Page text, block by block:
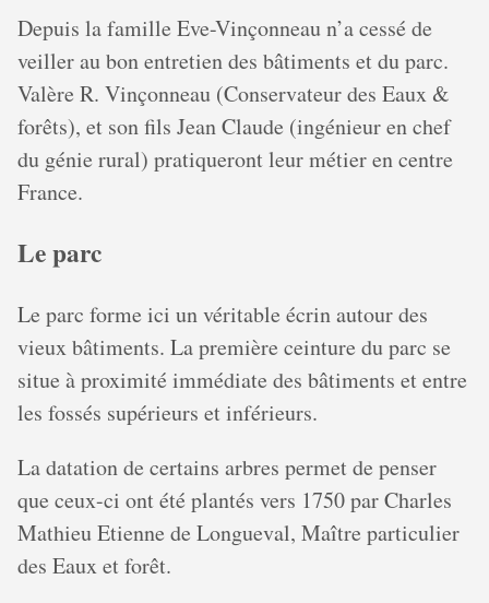
Depuis la famille Eve-Vinçonneau n’a cessé de
veiller au bon entretien des bâtiments et du parc.
Valère R. Vinçonneau (Conservateur des Eaux &
forêts), et son fils Jean Claude (ingénieur en chef
du génie rural) pratiqueront leur métier en centre
France.
Le parc
Le parc forme ici un véritable écrin autour des
vieux bâtiments. La première ceinture du parc se
situe à proximité immédiate des bâtiments et entre
les fossés supérieurs et inférieurs.
La datation de certains arbres permet de penser
que ceux-ci ont été plantés vers 1750 par Charles
Mathieu Etienne de Longueval, Maître particulier
des Eaux et forêt.